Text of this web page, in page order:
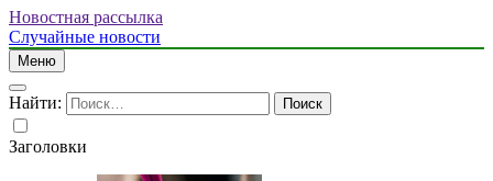
Новостная рассылка
Случайные новости
Меню
Найти:
Заголовки